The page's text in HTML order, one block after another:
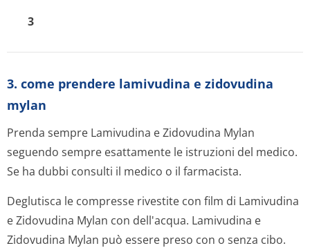
3
3. come prendere lamivudina e zidovudina
mylan
Prenda sempre Lamivudina e Zidovudina Mylan
seguendo sempre esattamente le istruzioni del medico.
Se ha dubbi consulti il medico o il farmacista.
Deglutisca le compresse rivestite con film di Lamivudina
e Zidovudina Mylan con dell'acqua. Lamivudina e
Zidovudina Mylan può essere preso con o senza cibo.